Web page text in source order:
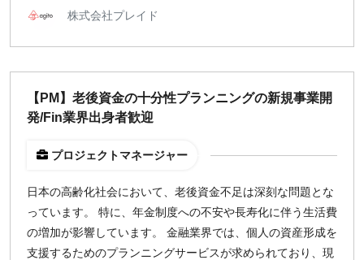
株式会社プレイド
【PM】老後資金の十分性プランニングの新規事業開
発/Fin業界出身者歓迎
プロジェクトマネージャー
日本の高齢化社会において、老後資金不足は深刻な問題とな
っています。 特に、年金制度への不安や長寿化に伴う生活費
の増加が影響しています。 金融業界では、個人の資産形成を
支援するためのプランニングサービスが求められており、現